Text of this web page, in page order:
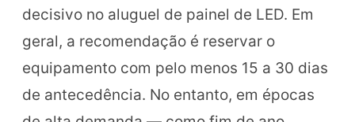
decisivo no aluguel de painel de LED. Em
geral, a recomendação é reservar o
equipamento com pelo menos 15 a 30 dias
de antecedência. No entanto, em épocas